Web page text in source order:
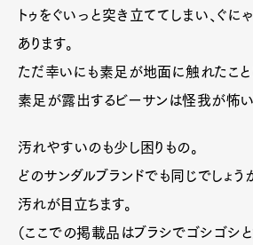
トゥをぐいっと突き立ててしまい、ぐに
あります。
ただ幸いにも素足が地面に触れたこと
素足が露出するビーサンは怪我が怖い
汚れやすいのも少し困りもの。
どのサンダルブランドでも同じでしょ
汚れが目立ちます。
（ここでの掲載品はブラシでゴシゴシと